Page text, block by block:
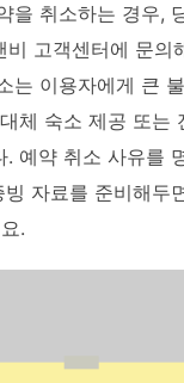
을 취소하는 경우,
비 고객센터에 문의
는 이용자에게 큰
체 숙소 제공 또는
. 예약 취소 사유를
자료를 준비해두
.